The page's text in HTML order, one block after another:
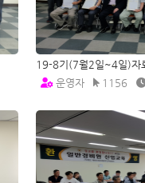
19-8기(7월2일~4일)자
운영자
1156